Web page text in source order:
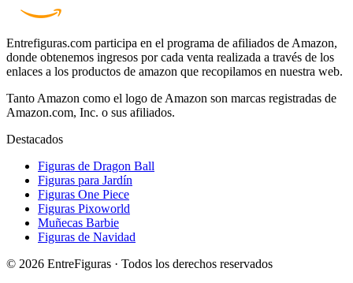
Entrefiguras.com participa en el programa de afiliados de Amazon,
donde obtenemos ingresos por cada venta realizada a través de los
enlaces a los productos de amazon que recopilamos en nuestra web.
Tanto Amazon como el logo de Amazon son marcas registradas de
Amazon.com, Inc. o sus afiliados.
Destacados
Figuras de Dragon Ball
Figuras para Jardín
Figuras One Piece
Figuras Pixoworld
Muñecas Barbie
Figuras de Navidad
© 2026 EntreFiguras · Todos los derechos reservados